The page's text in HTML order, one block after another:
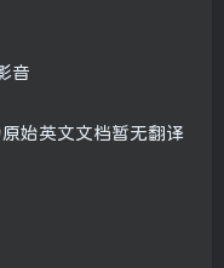
音
始英文文档暂无翻译